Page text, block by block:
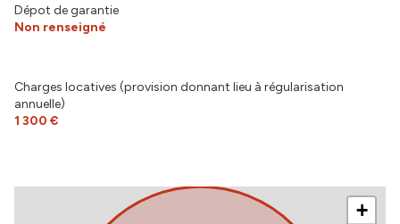
Dépot de garantie
Non renseigné
Charges locatives (provision donnant lieu à régularisation
annuelle)
1 300 €
+